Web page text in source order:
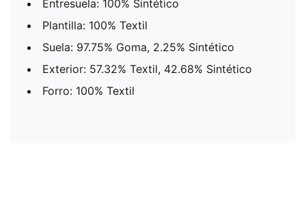
Entresuela: 100% Sintético
Plantilla: 100% Textil
Suela: 97.75% Goma, 2.25% Sintético
Exterior: 57.32% Textil, 42.68% Sintético
Forro: 100% Textil